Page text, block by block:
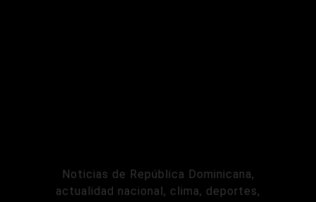
Noticias de República Dominicana,
actualidad nacional, clima, deportes,